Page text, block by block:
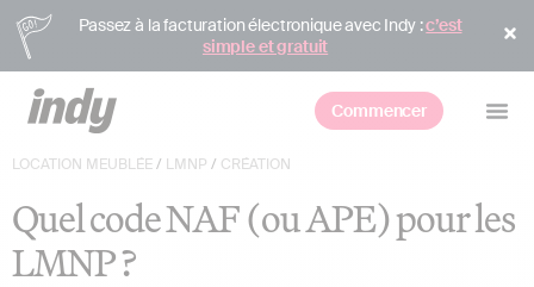
Passez à la facturation électronique avec Indy :c’est
simple et gratuit
Commencer
LOCATION MEUBLÉE/ LMNP / CRÉATION
Quel code NAF (ou APE) pour les
LMNP ?